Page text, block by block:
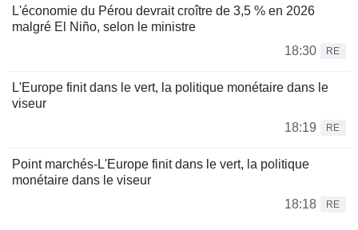
L'économie du Pérou devrait croître de 3,5 % en 2026
malgré El Niño, selon le ministre
18:30
RE
L'Europe finit dans le vert, la politique monétaire dans le
viseur
18:19
RE
Point marchés-L'Europe finit dans le vert, la politique
monétaire dans le viseur
18:18
RE